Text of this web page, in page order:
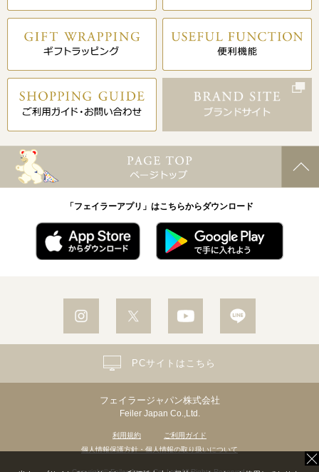
「フェイラーアプリ」はこちらからダウンロード
フェイラージャパン株式会社
Feiler Japan Co.,Ltd.
利用規約
ご利用ガイド
個人情報保護方針・個人情報の取り扱いについて
PCサイトはこちら